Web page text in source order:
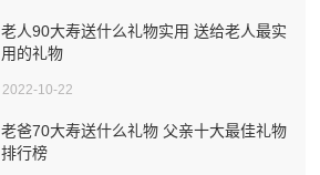
老人90大寿送什么礼物实用 送给老人最实
用的礼物
2022-10-22
老爸70大寿送什么礼物 父亲十大最佳礼物
排行榜